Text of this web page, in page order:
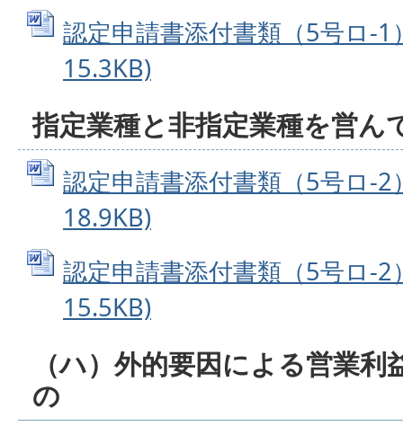
認定申請書添付書類（5号ロ-
15.3KB)
指定業種と非指定業種を営ん
認定申請書添付書類（5号ロ-
18.9KB)
認定申請書添付書類（5号ロ-
15.5KB)
（ハ）外的要因による営業
の